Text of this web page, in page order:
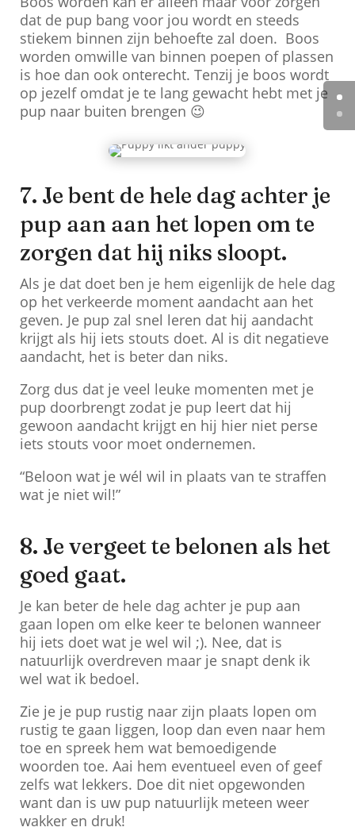
dat de pup bang voor jou wordt en steeds
stiekem binnen zijn behoefte zal doen. Boos
worden omwillevan binnen poepen of plassen
is hoe dan ook onterecht. Tenzij je boos wordt
op jezelf omdat je te lang gewacht hebt met je
pup naar buiten brengen 😉
7. Je bent de hele dag achter je
pup aan aan het lopen om te
zorgen dat hij niks sloopt.
Als je dat doet ben je hem eigenlijk de hele dag
op het verkeerde moment aandacht aan het
geven. Je pup zal snel leren dat hij aandacht
krijgt als hij iets stouts doet. Al is dit negatieve
aandacht, het is beter dan niks.
Zorg dus dat je veel leuke momenten met je
pup doorbrengt zodat je pup leert dat hij
gewoon aandacht krijgt en hij hier niet perse
iets stouts voor moet ondernemen.
“Beloon wat je wél wil in plaats van te straffen
wat je niet wil!”
8. Je vergeet te belonen als het
goed gaat.
Je kan beter de hele dag achter je pup aan
gaan lopen om elke keer te belonen wanneer
hij iets doet wat je wel wil ;). Nee, dat is
natuurlijk overdreven maar je snapt denk ik
wel wat ik bedoel.
Zie je je pup rustig naar zijn plaats lopen om
rustig te gaan liggen, loop dan even naar hem
toe en spreek hem wat bemoedigende
woorden toe. Aai hem eventueel even of geef
zelfs wat lekkers. Doe dit niet opgewonden
want dan is uw pup natuurlijk meteen weer
wakker en druk!